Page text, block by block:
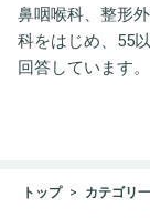
鼻咽喉科、整形
科をはじめ、55
回答しています。
トップ カテゴリ